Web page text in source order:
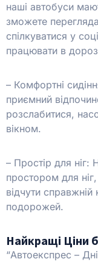
наші автобуси
зможете
спілкуватися у
працювати в
– Комфортні
приємний
розслабитися,
вікном.
– Простір для
простором для
відчути
подорожей.
Найкращі Ціни
“Автоекспрес –